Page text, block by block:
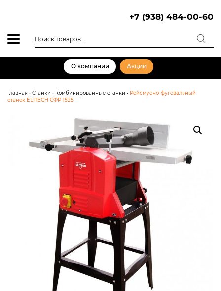
+7 (938) 484-00-60
товаров
О компании Акции
Главная • Станки • Комбинированные станки • Рейсмусно-фуговальный
станок ELITECH СФР 1525